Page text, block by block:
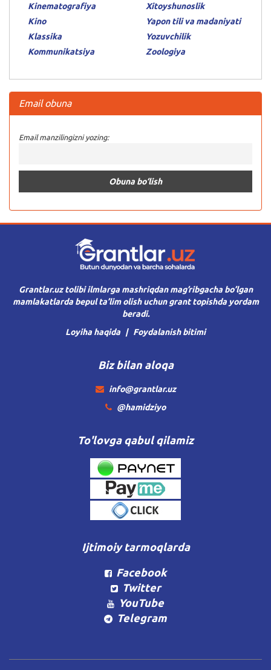
Kinematografiya
Kino
Klassika
Kommunikatsiya
Xitoyshunoslik
Yapon tili va madaniyati
Yozuvchilik
Zoologiya
Email obuna
Email manzilingizni yozing:
Grantlar.uz tolibi ilmlarga mashriqdan mag’ribgacha bo’lgan
mamlakatlarda bepul ta’lim olish uchun grant topishda yordam
beradi.
Loyiha haqida
Foydalanish bitimi
Biz bilan aloqa
info@grantlar.uz
@hamidziyo
To'lovga qabul qilamiz
Ijtimoiy tarmoqlarda
Facebook
Twitter
YouTube
Telegram